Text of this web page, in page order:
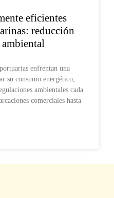
eficientes
reducción
enfrentan una
su consumo energético,
ambientales cada
comerciales hasta